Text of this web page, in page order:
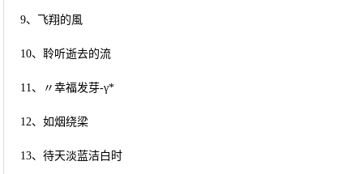
9、飞翔的風
10、聆听逝去的流
11、〃幸福发芽-γ*
12、如烟绕梁
13、待天淡蓝洁白时